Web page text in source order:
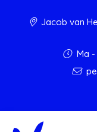
Jacob van
Ma -